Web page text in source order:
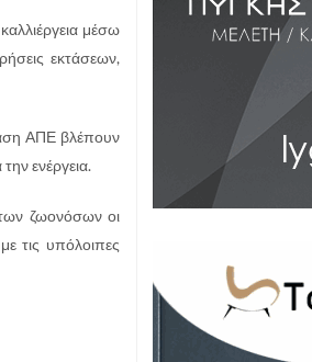
μέσω
εκτάσεων,
ΑΠΕ βλέπουν
ενέργεια.
ζωονόσων οι
τις υπόλοιπες